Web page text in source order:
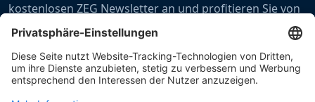
kostenlosen ZEG Newsletter an und profitieren Sie von
den extra Vorteilen unseres regelmäßig erscheinenden
Newsletters.
Zur Newsletteranmeldung